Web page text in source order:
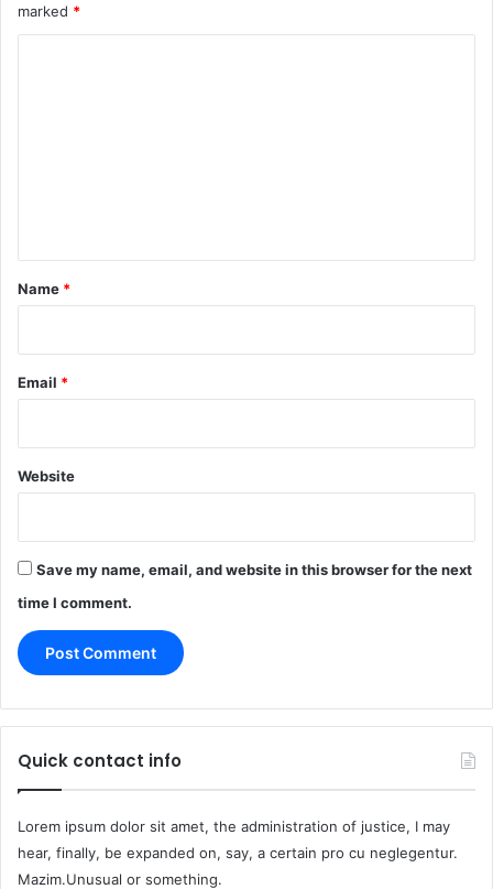
marked *
*
Name *
Email *
Website
Save my name, email, and website in this browser for the next
time I comment.
Quick contact info
Lorem ipsum dolor sit amet, the administration of justice, I may
hear, finally, be expanded on, say, a certain pro cu neglegentur.
Mazim.Unusual or something.